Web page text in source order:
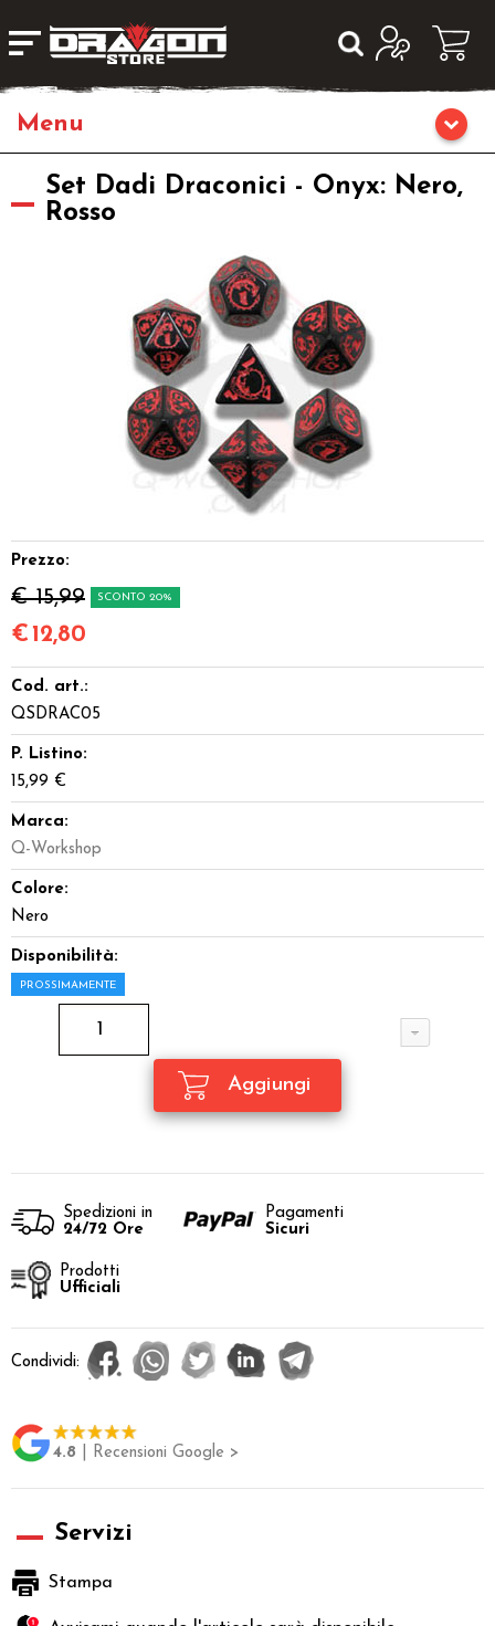
Home
Giochi di Carte Collezionabili
Giocattoli e Gadget
Offerte del Dragone
Set Dadi Draconici - Onyx: Nero,
Rosso
Prezzo:
€ 15,99 SCONTO 20%
€ 12,80
Cod. art.:
QSDRAC05
P. Listino:
15,99 €
Marca:
Q-Workshop
Colore:
Nero
Disponibilità:
PROSSIMAMENTE
Spedizioni in
24/72 Ore
Pagamenti
Sicuri
Prodotti
Ufficiali
Condividi:
4.8 | Recensioni Google >
Servizi
Stampa